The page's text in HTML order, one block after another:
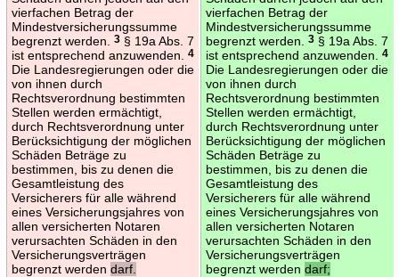
vierfachen Betrag der
Mindestversicherungssumme
begrenzt werden.
3§ 19a Abs. 7
ist entsprechend anzuwenden.
4
Die Landesregierungen oder die
von ihnen durch
Rechtsverordnung bestimmten
Stellen werden ermächtigt,
durch Rechtsverordnung unter
Berücksichtigung der möglichen
Schäden Beträge zu
bestimmen, bis zu denen die
Gesamtleistung des
Versicherers für alle während
eines Versicherungsjahres von
allen versicherten Notaren
verursachten Schäden in den
Versicherungsverträgen
begrenzt werden darf.
vierfachen Betrag der
Mindestversicherungssumme
begrenzt werden.
3§ 19a Abs. 7
ist entsprechend anzuwenden.
4
Die Landesregierungen oder die
von ihnen durch
Rechtsverordnung bestimmten
Stellen werden ermächtigt,
durch Rechtsverordnung unter
Berücksichtigung der möglichen
Schäden Beträge zu
bestimmen, bis zu denen die
Gesamtleistung des
Versicherers für alle während
eines Versicherungsjahres von
allen versicherten Notaren
verursachten Schäden in den
Versicherungsverträgen
begrenzt werden darf;